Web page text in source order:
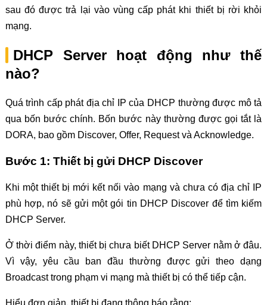
sau đó được trả lại vào vùng cấp phát khi thiết bị rời khỏi
mạng.
DHCP Server hoạt động như thế
nào?
Quá trình cấp phát địa chỉ IP của DHCP thường được mô tả
qua bốn bước chính. Bốn bước này thường được gọi tắt là
DORA, bao gồm Discover, Offer, Request và Acknowledge.
Bước 1: Thiết bị gửi DHCP Discover
Khi một thiết bị mới kết nối vào mạng và chưa có địa chỉ IP
phù hợp, nó sẽ gửi một gói tin DHCP Discover để tìm kiếm
DHCP Server.
Ở thời điểm này, thiết bị chưa biết DHCP Server nằm ở đâu.
Vì vậy, yêu cầu ban đầu thường được gửi theo dạng
Broadcast trong phạm vi mạng mà thiết bị có thể tiếp cận.